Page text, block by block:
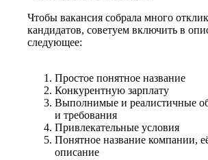
Чтобы вакансия собрала много
кандидатов, советуем включить в
следующее:
Простое понятное название
Конкурентную зарплату
Выполнимые и реалистичные
и требования
Привлекательные условия
Понятное название компании,
описание